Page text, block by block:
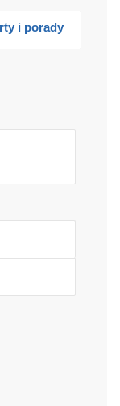
i porady